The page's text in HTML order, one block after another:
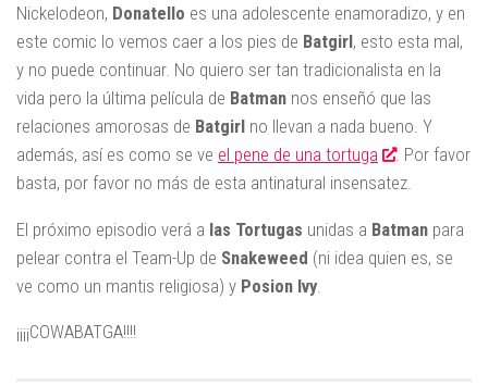
Nickelodeon, Donatello es una adolescente enamoradizo, y en
este comic lo vemos caer a los pies de Batgirl, esto esta mal,
y no puede continuar. No quiero ser tan tradicionalista en la
vida pero la última película de Batman nos enseñó que las
relaciones amorosas de Batgirl no llevan a nada bueno. Y
además, así es como se ve el pene de una tortuga
. Por favor
basta, por favor no más de esta antinatural insensatez.
El próximo episodio verá a las Tortugas unidas a Batman para
pelear contra el Team-Up de Snakeweed (ni idea quien es, se
ve como un mantis religiosa) y Posion Ivy
¡¡¡¡COWABATGA!!!!